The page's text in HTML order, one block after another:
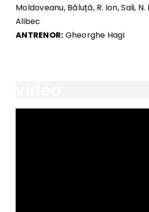
Moldoveanu, Băluță, R. Ion, Sali, N.
Alibec
ANTRENOR: Gheorghe Hagi